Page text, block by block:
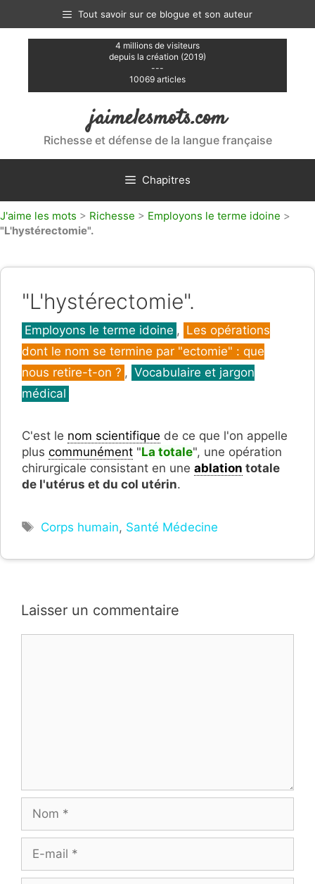
contenu
Tout savoir sur ce blogue et son auteur
4 millions de visiteurs
depuis la création (2019)
---
10069 articles
jaimelesmots.com
Richesse et défense de la langue française
Chapitres
J'aime les mots > Richesse > Employons le terme idoine >
"L'hystérectomie".
"L'hystérectomie".
Catégories
Employons le terme idoine , Les opérations
dont le nom se termine par "ectomie" : que
nous retire-t-on ? , Vocabulaire et jargon
médical
C'est le nom scientifique de ce que l'on appelle
plus communément "La totale", une opération
chirurgicale consistant en une ablation totale
de l'utérus et du col utérin.
Étiquettes
Corps humain, Santé Médecine
Laisser un commentaire
mail